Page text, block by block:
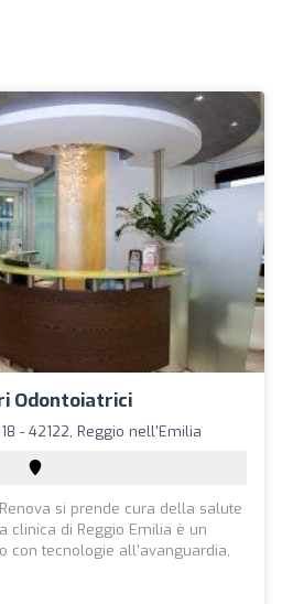
Odontoiatrici
- 42122, Reggio nell'Emilia
si prende cura della salute
clinica di Reggio Emilia è un
con tecnologie all'avanguardia,